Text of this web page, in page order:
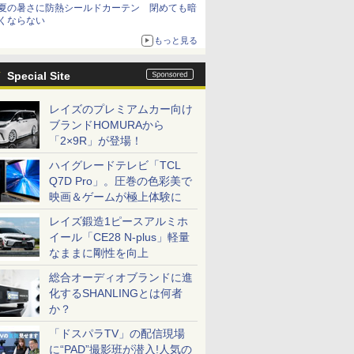
の暑さに防熱シールドカーテン 閉めても暗
ならない
もっと見る
Special Site
レイズのプレミアムカー向け
ブランドHOMURAから
「2×9R」が登場！
ハイグレードテレビ「TCL
Q7D Pro」。圧巻の色彩美で
映画＆ゲームが極上体験に
レイズ鍛造1ピースアルミホ
イール「CE28 N-plus」軽量
なままに剛性を向上
総合オーディオブランドに進
化するSHANLINGとは何者
か？
「ドスパラTV」の配信現場
に“PAD”撮影班が潜入!人気の